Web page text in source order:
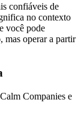
confiáveis de
no contexto
você pode
mas operar a partir
Companies e